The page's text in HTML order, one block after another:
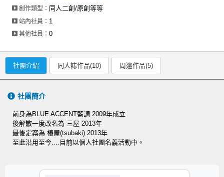
創作類型： 同人二創/原創等等
站內社員： 1
其他社員：0
社團介紹 同人誌作品(10) 周邊作品(5)
社團簡介
前身為BLUE ACCENT藍調 2009年成立
後解散一度改名為 三屋 2013年
最後定案為 樁屋(tsubaki) 2013年
至此沿用至今....目前以個人社團名義活動中。